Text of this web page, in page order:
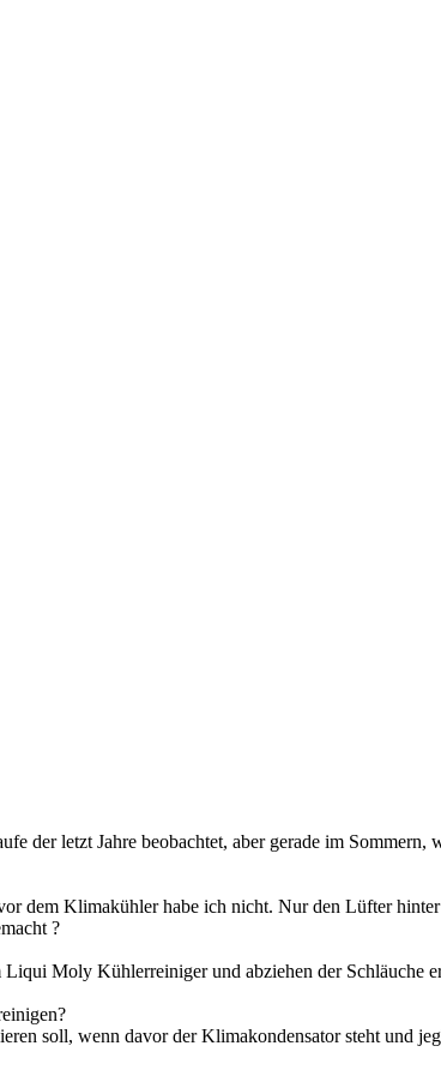
der letzt Jahre beobachtet, aber gerade im Sommern,
dem Klimakühler habe ich nicht. Nur den Lüfter
?
Moly Kühlerreiniger und abziehen der Schläuche
soll, wenn davor der Klimakondensator steht und